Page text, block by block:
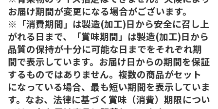
お届け期間が変更になる場合がございます。
※「消費期間」は製造(加工)日から安全に召し上
がれる日まで、「賞味期間」は製造(加工)日から
品質の保持が十分に可能な日までをそれぞれ期
間で表示しています。お届け日からの期間を保証
するものではありません。複数の商品がセット
になっている場合、最も短い期間を表示していま
す。なお、法律に基づく賞味（消費）期限につい